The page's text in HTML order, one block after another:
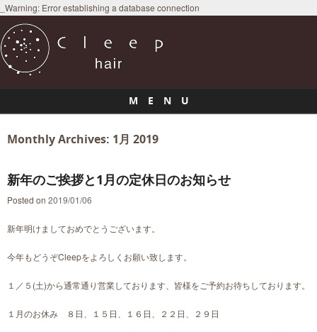
_Warning: Error establishing a database connection
M E N U
Monthly Archives: 1月 2019
新年のご挨拶と1月の定休日のお知らせ
Posted on 2019/01/06
新年明けましておめでとうございます。
今年もどうぞCleepをよろしくお願い致します。
１／５(土)から通常通り営業しております、皆様をご予約お待ちしております。
１月のお休み ８日、１５日、１６日、２２日、２９日